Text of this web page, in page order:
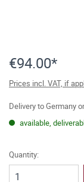
€94.00*
Prices incl. VAT, if
Delivery to Germany
available,
Quantity: